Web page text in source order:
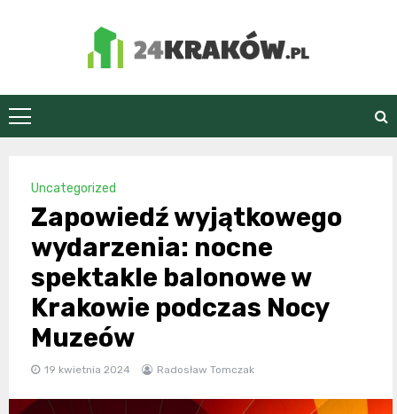
24Kraków.pl
Uncategorized
Zapowiedź wyjątkowego
wydarzenia: nocne
spektakle balonowe w
Krakowie podczas Nocy
Muzeów
19 kwietnia 2024 Radosław Tomczak